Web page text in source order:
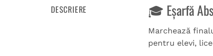
DESCRIERE 🎓 Eșarfă
Marchează
pentru elevi,